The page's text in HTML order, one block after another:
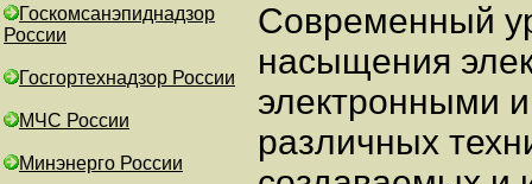
Госкомсанэпиднадзор
России
Госгортехнадзор России
МЧС России
Минэнерго России
Современный
насыщения
электронными
различных